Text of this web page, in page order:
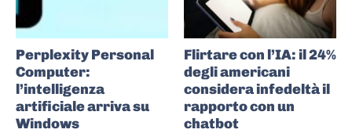
Perplexity Personal
Computer:
l’intelligenza
artificiale arriva su
Windows
Flirtare con l’IA: il 24%
degli americani
considera infedeltà il
rapporto con un
chatbot